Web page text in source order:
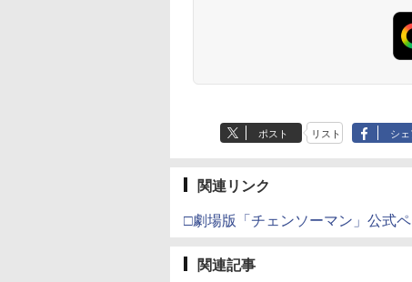
ポスト リスト シェ
関連リンク
□劇場版「チェンソーマン」公式
関連記事